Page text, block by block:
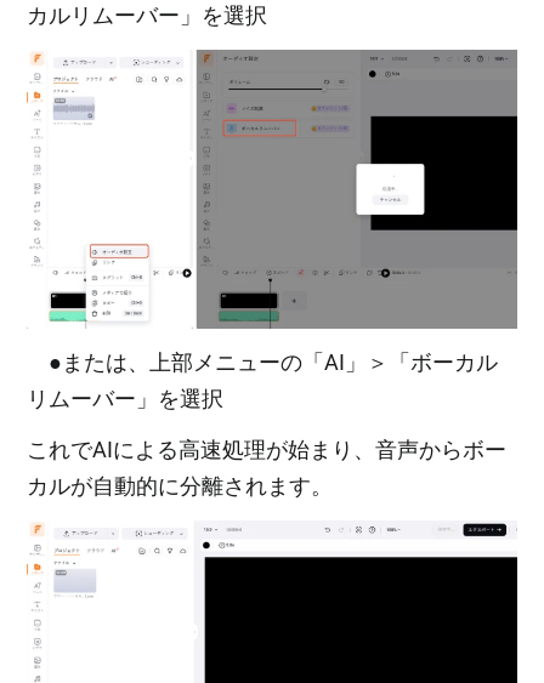
カルリムーバー」を選択
●または、上部メニューの「AI」＞「ボーカル
リムーバー」を選択
これでAIによる高速処理が始まり、音声からボー
カルが自動的に分離されます。